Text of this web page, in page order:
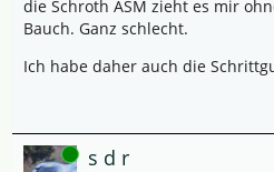
die Schroth ASM zieht es mir
Bauch. Ganz schlecht.
Ich habe daher auch die
Online s d r